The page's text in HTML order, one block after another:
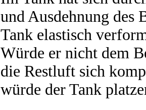
und Ausdehnung des
Tank elastisch
Würde er nicht dem
die Restluft sich
würde der Tank